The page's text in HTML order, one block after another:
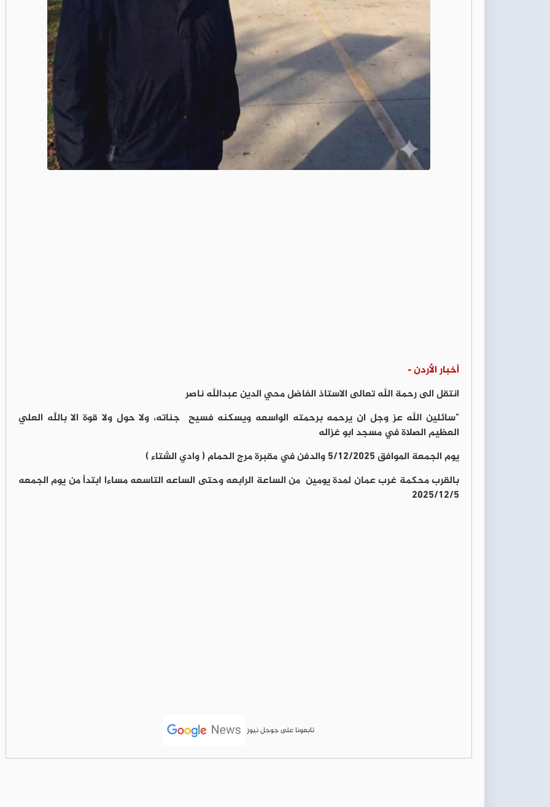
أخبار الأردن -
انتقل الى رحمة الله تعالى الاستاذ الفاضل محي الدين عبدالله ناصر
"سائلين الله عز وجل ان يرحمه برحمته الواسعه ويسكنه فسيح جناته، ولا حول ولا قوة الا بالله العلي
العظيم الصلاة في مسجد ابو غزاله
يوم الجمعة الموافق 5/12/2025 والدفن في مقبرة مرج الحمام ( وادي الشتاء )
بالقرب محكمة غرب عمان لمدة يومين من الساعة الرابعه وحتى الساعه التاسعه مساءا ابتدأ من يوم الجمعه
٢٠٢٥/١٢/٥
تابعونا على جوجل نيوز